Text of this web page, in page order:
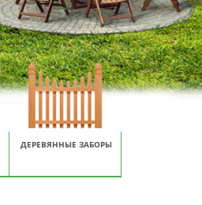
ДЕРЕВЯННЫЕ ЗАБОРЫ